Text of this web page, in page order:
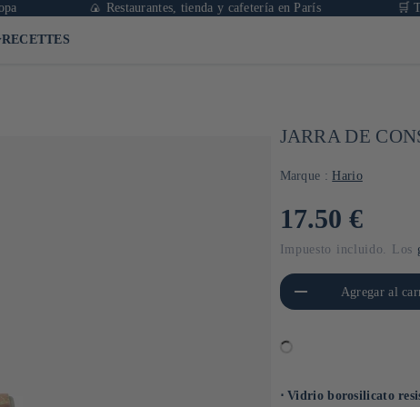
🍙 Restaurantes, tienda y cafetería en París 🛒 Tienda
RECETTES
JARRA DE
Marque : Hario
Precio
habitual
17.50 €
Impuesto incluido. Los
Reducir cantidad para Default
Title
Agregar al
⋅ Vidrio borosilicato